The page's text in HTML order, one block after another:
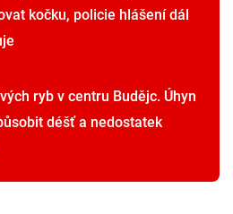
kočku, policie hlášení dál
ryb v centru Budějc. Úhyn
déšť a nedostatek